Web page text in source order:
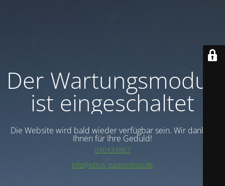
Der Wartungsmodus
ist eingeschaltet
Die Website wird bald wieder verfügbar sein. Wir danken
Ihnen für Ihre Geduld!
040434867
info@ottos-gastroshop.de